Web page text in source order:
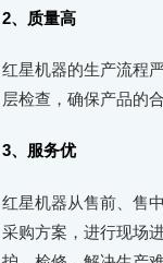
2、质量高
红星机器的生产流程
层检查，确保产品的
3、服务优
红星机器从售前、售
采购方案，进行现场